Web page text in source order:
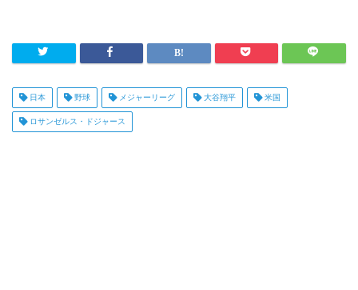
日本 野球 メジャーリーグ 大谷翔平 米国
ロサンゼルス・ドジャース